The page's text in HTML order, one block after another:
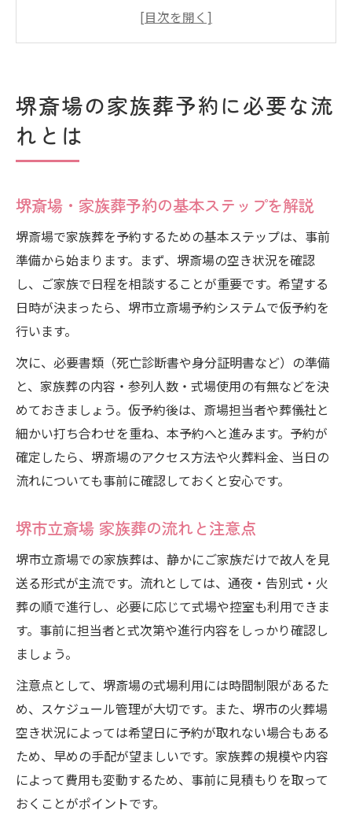
家族葬予約で押さえる堺斎場手続きの要点
家族葬を堺市で安心して行うための準備
堺斎場・家族葬に適した事前準備とは何か
堺市立斎場 家族葬の準備ポイントまとめ
家族葬実施前に堺斎場で確認すべき事項
堺市 家族葬おすすめプランの比較と選び方
予約は堺斎場利用でスムーズなお見送りを実現
堺斎場・家族葬予約で失敗しない流れ
堺斎場・家族葬の予約がもたらす利便性と
は
火葬場予約と家族葬手配の連携手順
堺斎場・家族葬予約を活用した負担軽減法
堺斎場の家族葬における総額費用の目安と注意
点
堺市立斎場 家族葬の料金比較と見積もりの
コツ
火葬料金や式場使用料のチェックポイント
堺斎場・家族葬費用で注意すべき追加料金
堺斎場・家族葬に含まれる費用の範囲とは
ド
堺市火葬場空き状況と家族葬予約の進め方
堺斎場・家族葬で空き状況を確認する方法
家族葬段取りを左右する火葬場予約のポイ
ント
堺斎場の家族葬予約に必要な流
れとは
堺斎場・家族葬予約の基本ステップを解説
堺斎場で家族葬を予約するための基本ステップは、事前
準備から始まります。まず、堺斎場の空き状況を確認
し、ご家族で日程を相談することが重要です。希望する
日時が決まったら、堺市立斎場予約システムで仮予約を
行います。
次に、必要書類（死亡診断書や身分証明書など）の準備
と、家族葬の内容・参列人数・式場使用の有無などを決
めておきましょう。仮予約後は、斎場担当者や葬儀社と
細かい打ち合わせを重ね、本予約へと進みます。予約が
確定したら、堺斎場のアクセス方法や火葬料金、当日の
流れについても事前に確認しておくと安心です。
堺市立斎場 家族葬の流れと注意点
堺市立斎場での家族葬は、静かにご家族だけで故人を見
送る形式が主流です。流れとしては、通夜・告別式・火
葬の順で進行し、必要に応じて式場や控室も利用できま
す。事前に担当者と式次第や進行内容をしっかり確認し
ましょう。
注意点として、堺斎場の式場利用には時間制限があるた
め、スケジュール管理が大切です。また、堺市の火葬場
空き状況によっては希望日に予約が取れない場合もある
ため、早めの手配が望ましいです。家族葬の規模や内容
によって費用も変動するため、事前に見積もりを取って
おくことがポイントです。